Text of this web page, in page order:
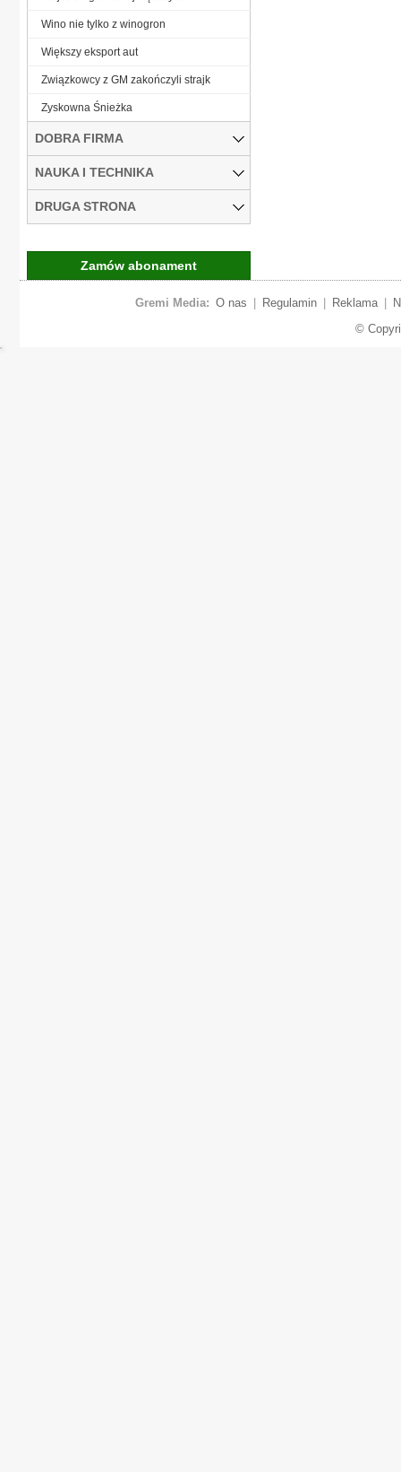
Wino nie tylko z winogron
Większy eksport aut
Związkowcy z GM zakończyli strajk
Zyskowna Śnieżka
DOBRA FIRMA
NAUKA I TECHNIKA
DRUGA STRONA
Zamów abonament
Gremi Media: O nas Regulamin Reklama
©